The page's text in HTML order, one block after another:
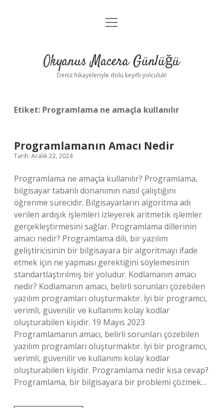
Anasayfa
Yasal Uyarı
menüyü
Okyanus Macera Günlüğü
Deniz hikayeleriyle dolu keyifli yolculuk!
Etiket: Programlama ne amaçla kullanılır
Programlamanın Amacı Nedir
Tarih: Aralık 22, 2024
Programlama ne amaçla kullanılır? Programlama,
bilgisayar tabanlı donanımın nasıl çalıştığını
öğrenme sürecidir. Bilgisayarların algoritma adı
verilen ardışık işlemleri izleyerek aritmetik işlemler
gerçekleştirmesini sağlar. Programlama dillerinin
amacı nedir? Programlama dili, bir yazılım
geliştiricisinin bir bilgisayara bir algoritmayı ifade
etmek için ne yapması gerektiğini söylemesinin
standartlaştırılmış bir yoludur. Kodlamanın amacı
nedir? Kodlamanın amacı, belirli sorunları çözebilen
yazılım programları oluşturmaktır. İyi bir programcı,
verimli, güvenilir ve kullanımı kolay kodlar
oluşturabilen kişidir. 19 Mayıs 2023
Programlamanın amacı, belirli sorunları çözebilen
yazılım programları oluşturmaktır. İyi bir programcı,
verimli, güvenilir ve kullanımı kolay kodlar
oluşturabilen kişidir. Programlama nedir kısa cevap?
Programlama, bir bilgisayara bir problemi çözmek…